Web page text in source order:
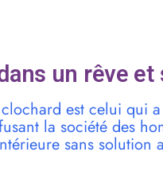
un rêve et
est celui qui
la société des
sans solution